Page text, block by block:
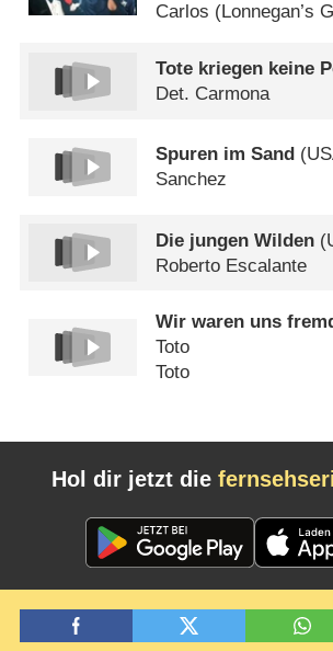
Carlos (Lonnegan’s
Tote kriegen keine
Det. Carmona
Spuren im Sand (
Sanchez
Die jungen Wilden (
Roberto Escalante
Wir waren uns
Toto
Toto
Hol dir jetzt die